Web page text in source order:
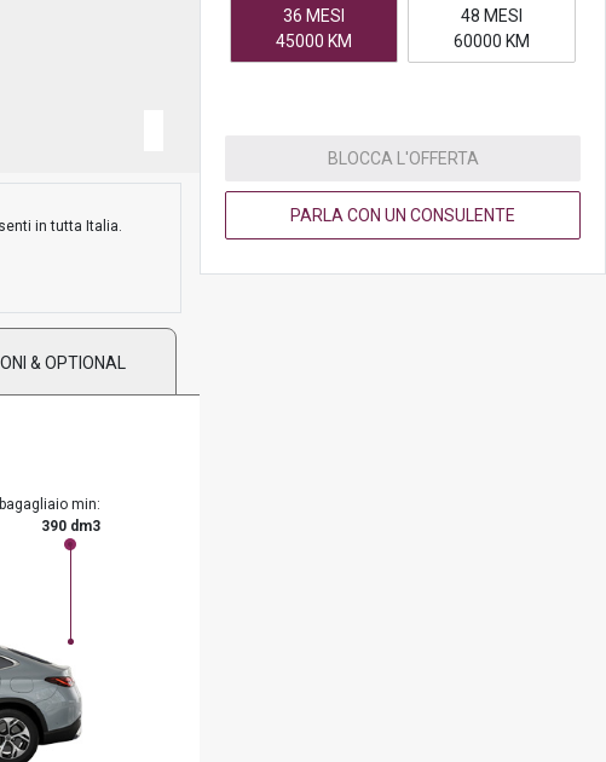
36 MESI
45000 KM
48 MESI
60000 KM
BLOCCA L'OFFERTA
PARLA CON UN CONSULENTE
in tutta Italia.
& OPTIONAL
min:
390 dm3